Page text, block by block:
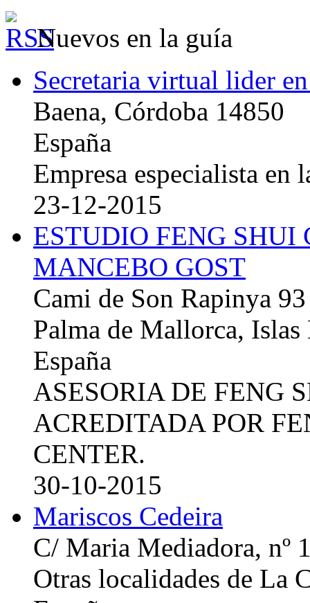
Nuevos en la guía
Secretaria virtual lider
Baena, Córdoba 14850
España
Empresa especialista en
23-12-2015
ESTUDIO FENG
MANCEBO GOST
Cami de Son Rapinya 93
Palma de Mallorca, Islas
España
ASESORIA DE FENG
ACREDITADA POR
CENTER.
30-10-2015
Mariscos Cedeira
C/ Maria Mediadora, nº
Otras localidades de La